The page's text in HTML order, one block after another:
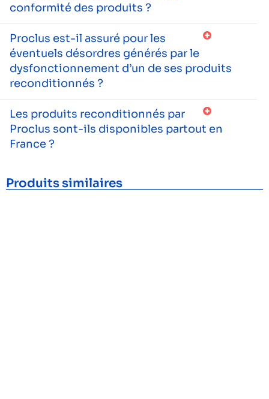
conformité des produits ?
Proclus est-il assuré pour les
éventuels désordres générés par le
dysfonctionnement d’un de ses produits
reconditionnés ?
Les produits reconditionnés par
Proclus sont-ils disponibles partout en
France ?
Produits similaires